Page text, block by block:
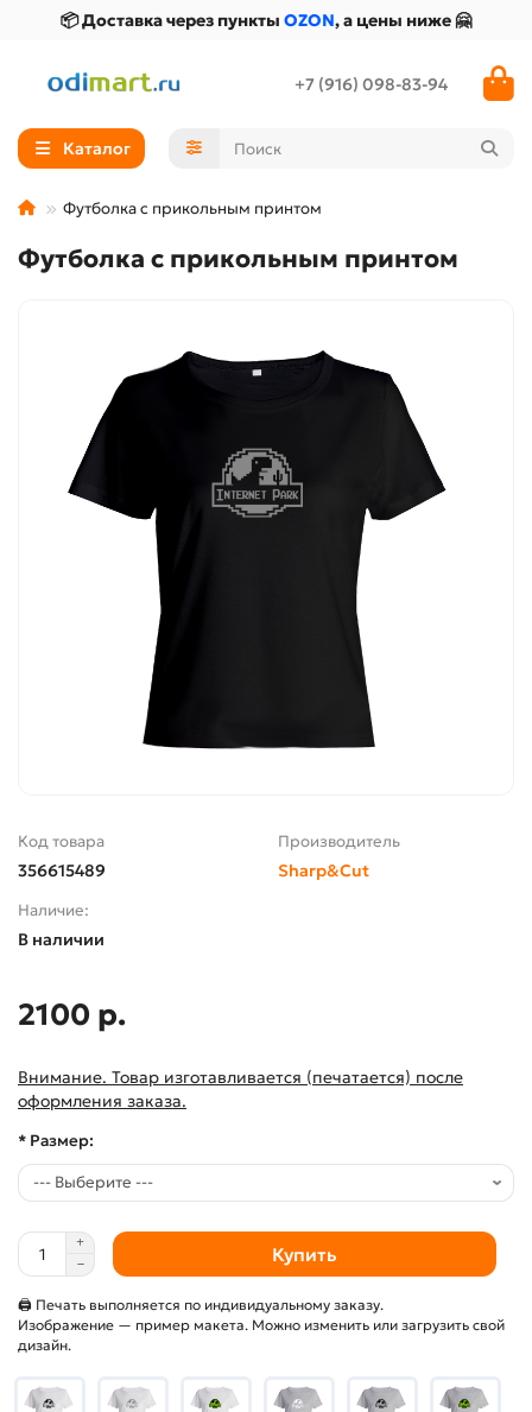
📦 Доставка через пункты OZON, а цены ниже 🤗
+7 (916) 098-83-94
Каталог
Футболка с прикольным принтом
Футболка с прикольным принтом
Код товара
356615489
Производитель
Sharp&Cut
Наличие:
В наличии
2100 р.
Внимание. Товар изготавливается (печатается) после
оформления заказа.
* Размер:
Купить
🖨 Печать выполняется по индивидуальному заказу.
Изображение — пример макета. Можно изменить или загрузить свой
дизайн.